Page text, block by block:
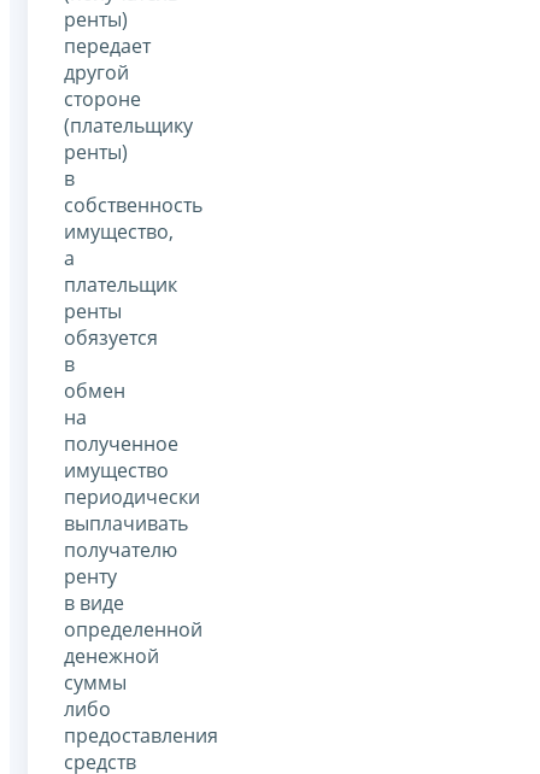
ренты)
передает
другой
стороне
(плательщику
ренты)
в
собственность
имущество,
а
плательщик
ренты
обязуется
в
обмен
на
полученное
имущество
периодически
выплачивать
получателю
ренту
в виде
определенной
денежной
суммы
либо
предоставления
средств